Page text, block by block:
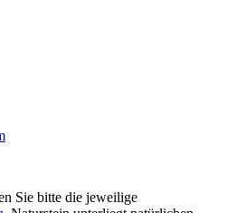
Sie bitte die jeweilige